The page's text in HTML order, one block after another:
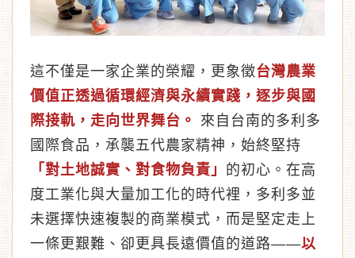
這不僅是一家企業的榮耀，更象徵台灣農業
價值正透過循環經濟與永續實踐，逐步與國
際接軌，走向世界舞台。 來自台南的多利多
國際食品，承襲五代農家精神，始終堅持
「對土地誠實、對食物負責」 的初心。在高
度工業化與大量加工化的時代裡，多利多並
未選擇快速複製的商業模式，而是堅定走上
一條更艱難、卻更具長遠價值的道路——以